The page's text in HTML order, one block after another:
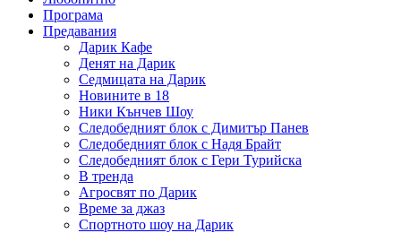
Програма
Предавания
Дарик Кафе
Денят на Дарик
Седмицата на Дарик
Новините в 18
Ники Кънчев Шоу
Следобедният блок с Димитър Панев
Следобедният блок с Надя Брайт
Следобедният блок с Гери Турийска
В тренда
Агросвят по Дарик
Време за джаз
Спортното шоу на Дарик